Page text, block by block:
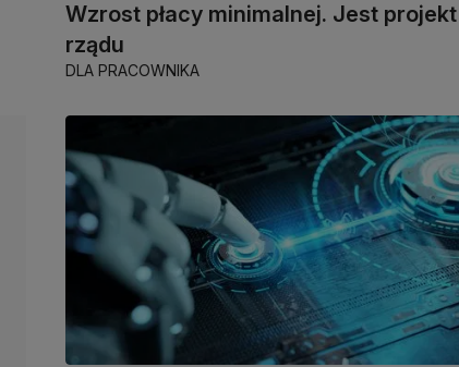
Wzrost płacy minimalnej. Jest projekt
rządu
DLA PRACOWNIKA